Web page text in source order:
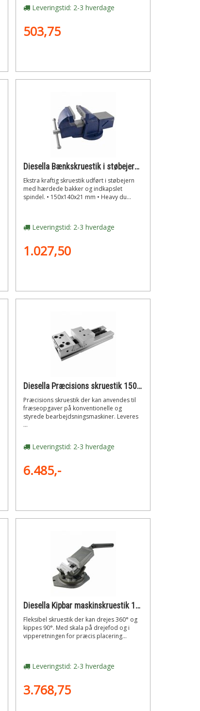
Leveringstid: 2-3 hverdage
503,75
Diesella Bænkskruestik i støbejern 150x140 mm heavy-duty
Ekstra kraftig skruestik udført i støbejern
med hærdede bakker og indkapslet
spindel. • 150x140x21 mm • Heavy du...
Leveringstid: 2-3 hverdage
1.027,50
Diesella Præcisions skruestik 150x200 mm incl. tilbehør
Præcisions skruestik der kan anvendes til
fræseopgaver på konventionelle og
styrede bearbejdsningsmaskiner. Leveres
...
Leveringstid: 2-3 hverdage
6.485,-
Diesella Kipbar maskinskruestik 125 mm med drejeskive. åbning 100 mm
Fleksibel skruestik der kan drejes 360° og
kippes 90°. Med skala på drejefod og i
vipperetningen for præcis placering...
Leveringstid: 2-3 hverdage
3.768,75